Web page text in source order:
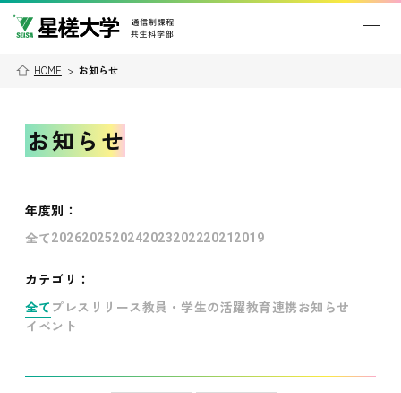
HOME > お知らせ
お知らせ
年度別 ：
全て202620252024202320222021 2019
カテゴリ：
全て プレスリリース教員・学生の活躍教育連携お知らせ
イベント